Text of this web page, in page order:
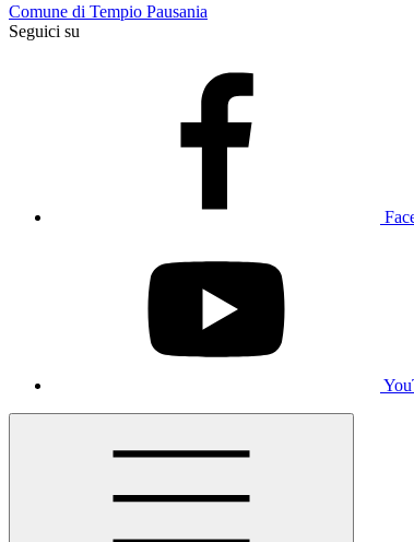
Comune di Tempio Pausania
Seguici su